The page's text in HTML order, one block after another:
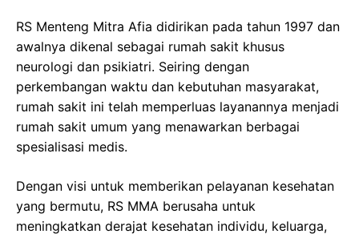
RS Menteng Mitra Afia didirikan pada tahun 1997 dan
awalnya dikenal sebagai rumah sakit khusus
neurologi dan psikiatri. Seiring dengan
perkembangan waktu dan kebutuhan masyarakat,
rumah sakit ini telah memperluas layanannya menjadi
rumah sakit umum yang menawarkan berbagai
spesialisasi medis.
Dengan visi untuk memberikan pelayanan kesehatan
yang bermutu, RS MMA berusaha untuk
meningkatkan derajat kesehatan individu, keluarga,